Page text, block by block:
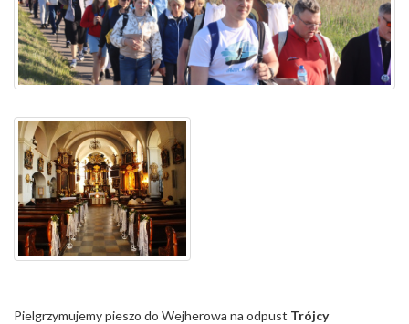
Pielgrzymujemy pieszo do Wejherowa na odpust Trójcy